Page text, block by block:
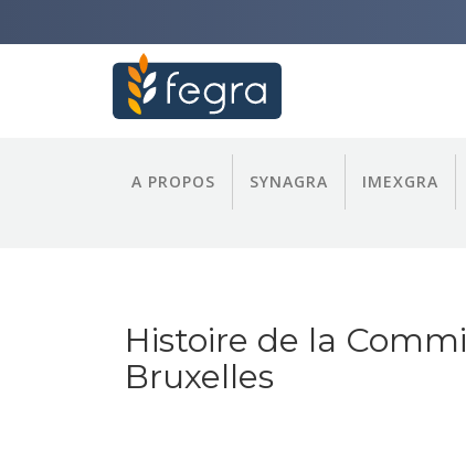
A PROPOS SYNAGRA IMEXGRA
Histoire de la
Bruxelles